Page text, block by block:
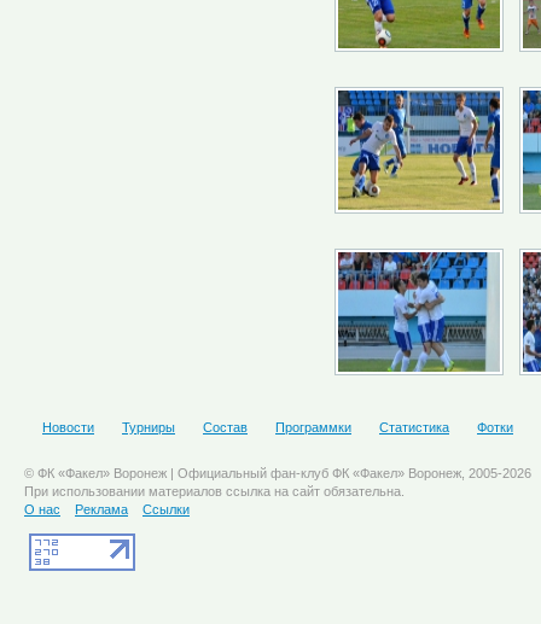
Новости Турниры Состав Программки Статистика Фотки
© ФК «Факел» Воронеж | Официальный фан-клуб ФК «Факел» Воронеж, 2005-2026
При использовании материалов ссылка на сайт обязательна.
О нас
Реклама Ссылки